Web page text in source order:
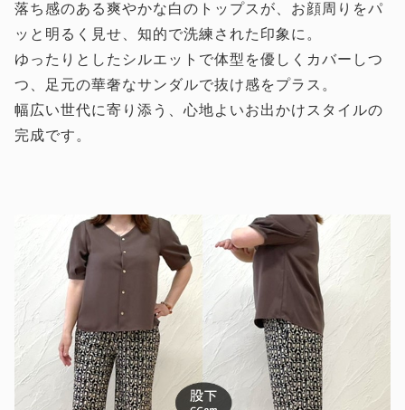
落ち感のある爽やかな白のトップスが、お顔周りをパ
ッと明るく見せ、知的で洗練された印象に。
ゆったりとしたシルエットで体型を優しくカバーしつ
つ、足元の華奢なサンダルで抜け感をプラス。
幅広い世代に寄り添う、心地よいお出かけスタイルの
完成です。